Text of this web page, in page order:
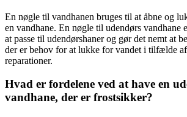
En nøgle til vandhanen bruges til at åbne og
en vandhane. En nøgle til udendørs vandhane
at passe til udendørshaner og gør det nemt at
der er behov for at lukke for vandet i tilfælde
reparationer.
Hvad er fordelene ved at have en
vandhane, der er frostsikker?